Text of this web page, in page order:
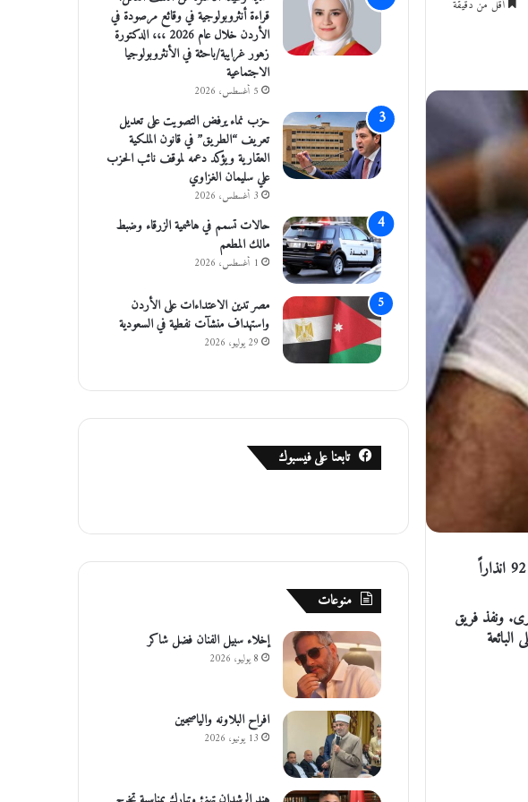
أقل من دقيقة
الملف الاخباري : وجهت فرق التفتيش التابعة لدائرة الرقابة والتفتيش الصحي والمهني في أمانة عمان، أمس الخميس، 92 انذاراً
تسجيل 10 مخالفات صحية ومهنية و 6 اغلاقات أخرى. ونفذ فريق
قراءة أنثروبولوجية في وقائع مرصودة في
الأردن خلال عام 2026 ،،، الدكتورة
زهور غرايبة/باحثة في الأنثروبولوجيا
الاجتماعية
5 أغسطس، 2026
حزب نماء يرفض التصويت على تعديل
تعريف “الطريق” في قانون الملكية
العقارية ويؤكد دعمه لموقف نائب الحزب
علي سليمان الغزاوي
3 أغسطس، 2026
حالات تسمم في هاشمية الزرقاء وضبط
مالك المطعم
1 أغسطس، 2026
مصر تدين الاعتداءات على الأردن
واستهداف منشآت نفطية في السعودية
29 يوليو، 2026
تابعنا على فيسبوك
منوعات
إخلاء سبيل الفنان فضل شاكر
8 يوليو، 2026
افراح البلاونه والياصجين
13 يونيو، 2026